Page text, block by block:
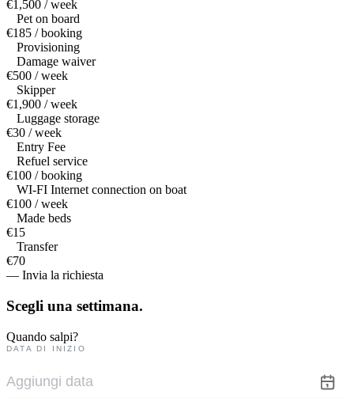
€1,500 / week
Pet on board
€185 / booking
Provisioning
Damage waiver
€500 / week
Skipper
€1,900 / week
Luggage storage
€30 / week
Entry Fee
Refuel service
€100 / booking
WI-FI Internet connection on boat
€100 / week
Made beds
€15
Transfer
€70
— Invia la richiesta
Scegli una settimana.
Quando salpi?
DATA DI INIZIO